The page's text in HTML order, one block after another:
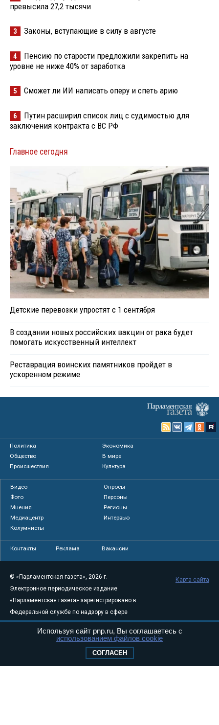
превысила 27,2 тысячи
3 Законы, вступающие в силу в августе
4
Пенсию по старости предложили закрепить на
уровне не ниже 40% от заработка
5 Сможет ли ИИ написать оперу и спеть арию
6
Путин расширил список лиц с судимостью для
заключения контракта с ВС РФ
Главное сегодня
Детские перевозки упростят с 1 сентября
В создании новых российских вакцин от рака будет
помогать искусственный интеллект
Реставрация воинских памятников пройдет в
ускоренном режиме
Политика
Экономика
Общество
В мире
Происшествия
Культура
Видео
Опросы
Фото
Персоны
Мнения
Регионы
Медиацентр
Интервью
Колумнисты
Контакты Реклама Вакансии
© «Парламентская газета», 2026 г.
Электронное периодическое издание
«Парламентская газета» зарегистрировано в
Федеральной службе по надзору в сфере
связи, информационных технологий и
массовых коммуникаций (Роскомнадзор) 05
Свидетельство о регистрации Эл № ФС77-
Карта сайта
Используя сайт pnp.ru, Вы соглашаетесь с
использованием файлов cookie
СОГЛАСЕН